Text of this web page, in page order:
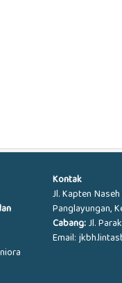
Kontak
Jl. Kapten
Panglayungan,
Cabang:Jl.
Email: